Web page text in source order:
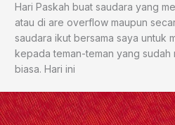
Hari Paskah buat saudara yang
atau di are overflow maupun
saudara ikut bersama saya untuk
kepada teman-teman yang sudah
biasa. Hari ini